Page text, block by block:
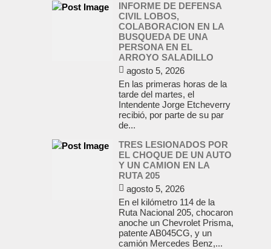
INFORME DE DEFENSA
CIVIL LOBOS,
COLABORACION EN LA
BUSQUEDA DE UNA
PERSONA EN EL
ARROYO SALADILLO
agosto 5, 2026
En las primeras horas de la
tarde del martes, el
Intendente Jorge Etcheverry
recibió, por parte de su par
de...
TRES LESIONADOS POR
EL CHOQUE DE UN AUTO
Y UN CAMION EN LA
RUTA 205
agosto 5, 2026
En el kilómetro 114 de la
Ruta Nacional 205, chocaron
anoche un Chevrolet Prisma,
patente AB045CG, y un
camión Mercedes Benz,...